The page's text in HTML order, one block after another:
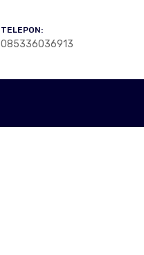
TELEPON:
085336036913